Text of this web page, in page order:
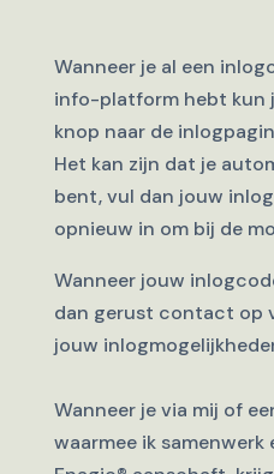
Wanneer je al een
info-platform hebt kun
knop naar de
Het kan zijn dat je
bent, vul dan jouw
opnieuw in om bij de
Wanneer jouw
dan gerust contact op
jouw
Wanneer je via mij of
waarmee ik